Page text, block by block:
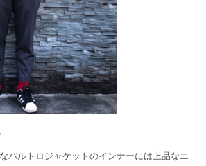
バルトロジャケットのインナーには上品なエ